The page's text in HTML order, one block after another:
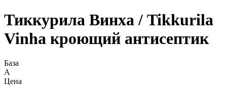
Тиккурила Винха / Tikkurila
Vinha кроющий антисептик
База
A
Цена